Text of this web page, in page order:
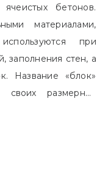
бетонов.
материалами,
заполнения стен, а
Название «блок»
размерных
блоков различен